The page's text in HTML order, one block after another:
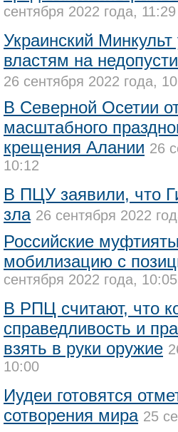
сентября 2022 года, 11:29
Украинский
властям на
26 сентября 2022 года,
В Северной Осетии
масштабного
крещения Алании 26
10:12
В ПЦУ заявили, что
зла 26 сентября 2022
Российские
мобилизацию с
сентября 2022 года, 10:05
В РПЦ считают, что
справедливость и
взять в руки оружие
10:00
Иудеи готовятся
сотворения мира 25